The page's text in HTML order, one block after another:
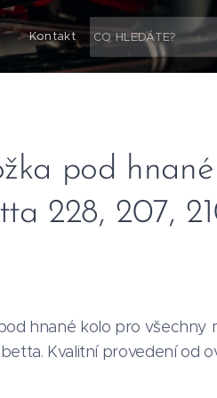
Kontakt
pod
228, 207,
hnané kolo pro všechny
Kvalitní provedení od